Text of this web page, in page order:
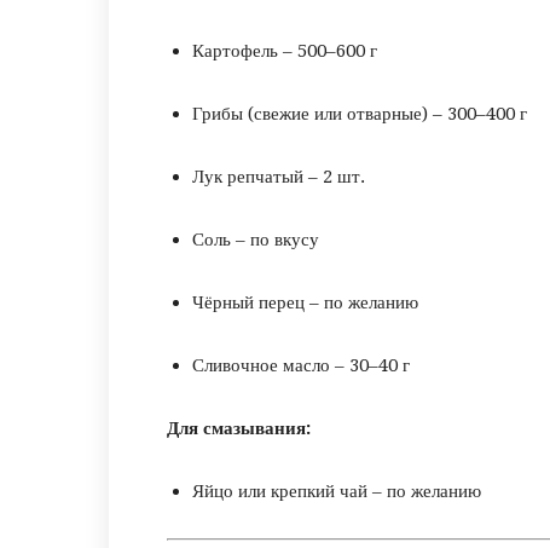
Картофель – 500–600 г
Грибы (свежие или отварные) – 300–400 г
Лук репчатый – 2 шт.
Соль – по вкусу
Чёрный перец – по желанию
Сливочное масло – 30–40 г
Для смазывания:
Яйцо или крепкий чай – по желанию